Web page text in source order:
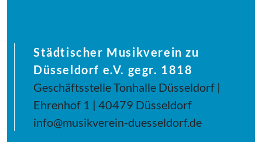
Städtischer Musikverein zu
Düsseldorf e.V. gegr. 1818
Geschäftsstelle Tonhalle Düsseldorf |
Ehrenhof 1 | 40479 Düsseldorf
info@musikverein-duesseldorf.de